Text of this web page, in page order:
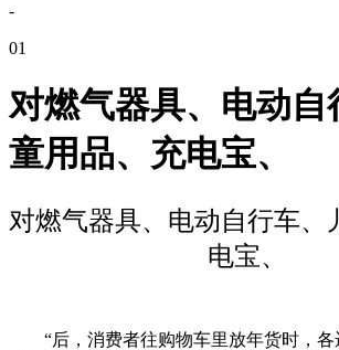
-
01
对燃气器具、电动自
童用品、充电宝、
对燃气器具、电动自行车、
电宝、
“后，消费者往购物车里放年货时，各